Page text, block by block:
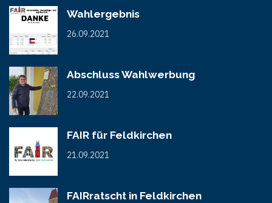
Wahlergebnis
26.09.2021
Abschluss Wahlwerbung
22.09.2021
FAIR für Feldkirchen
21.09.2021
FAIRratscht in Feldkirchen